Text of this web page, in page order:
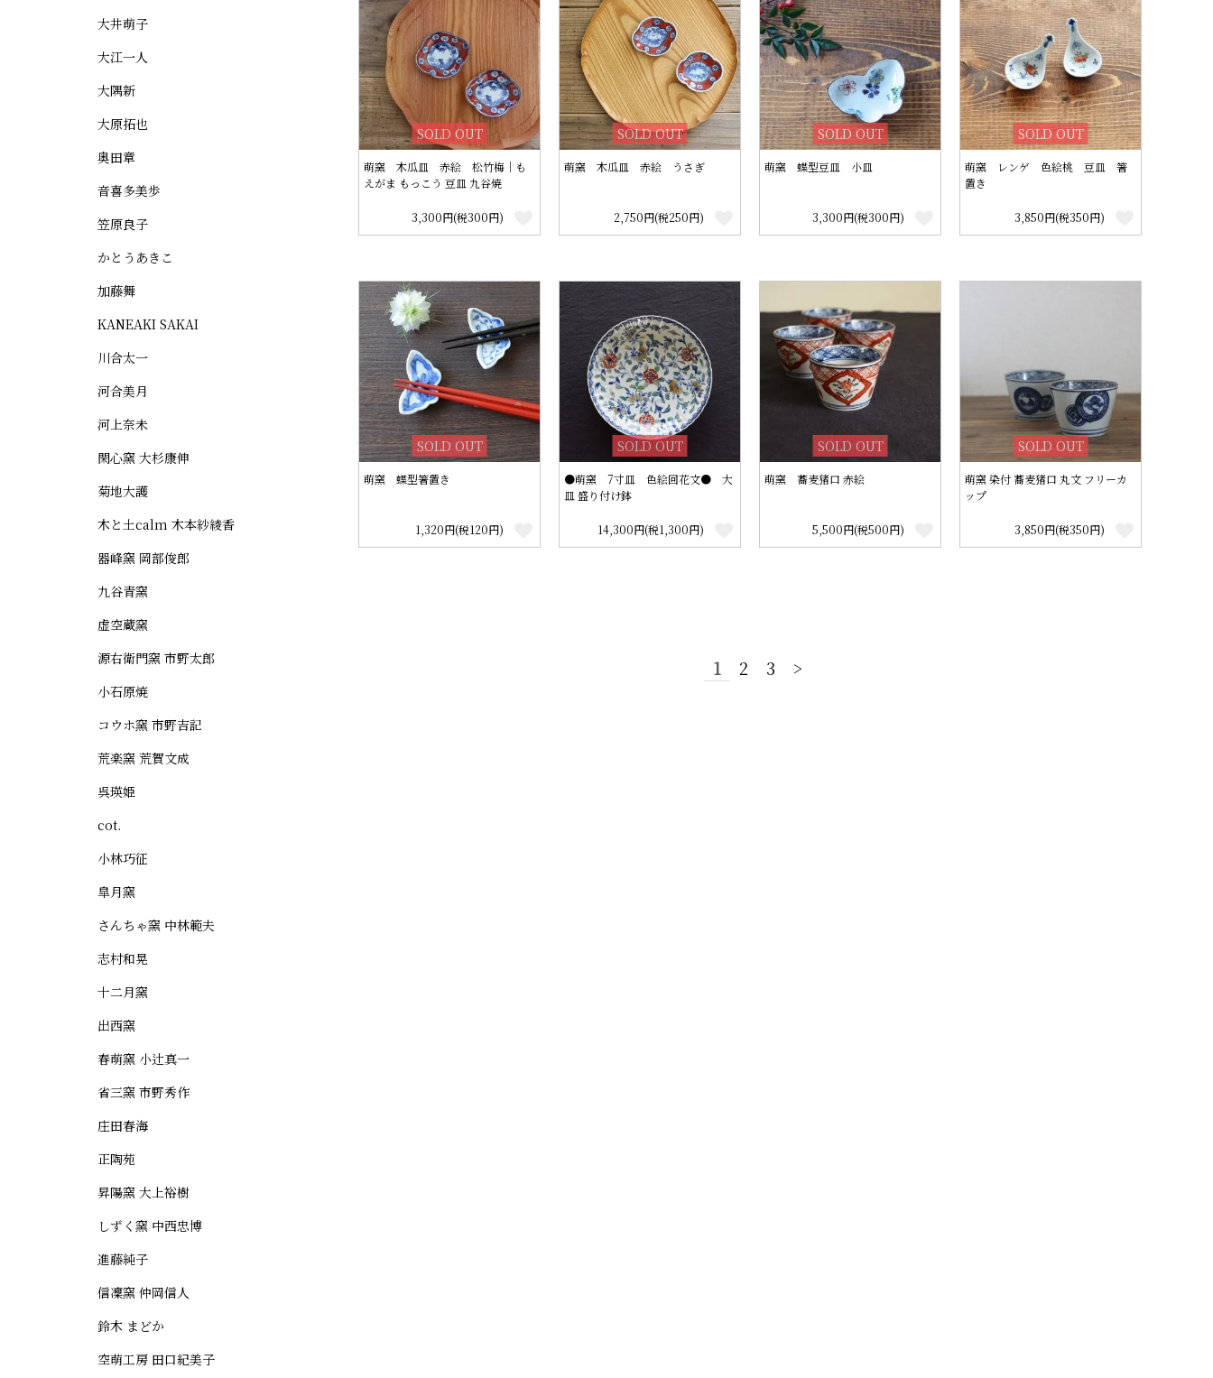
SOLD OUT
萌窯 木瓜皿 赤絵 松竹梅│も
えがま もっこう 豆皿 九谷焼
3,300円(税300円)
SOLD OUT
萌窯 木瓜皿 赤絵 うさぎ
2,750円(税250円)
SOLD OUT
萌窯 蝶型豆皿 小皿
3,300円(税300円)
SOLD OUT
萌窯 レンゲ 色絵桃 豆皿 箸
置き
3,850円(税350円)
SOLD OUT
萌窯 蝶型箸置き
1,320円(税120円)
SOLD OUT
●萌窯 7寸皿 色絵回花文● 大
皿 盛り付け鉢
14,300円(税1,300円)
SOLD OUT
萌窯 蕎麦猪口 赤絵
5,500円(税500円)
SOLD OUT
萌窯 染付 蕎麦猪口 丸文 フリーカ
ップ
3,850円(税350円)
1 2 3 >
大井萌子
大江一人
大隅新
大原拓也
奥田章
音喜多美歩
笠原良子
かとうあきこ
加藤舞
KANEAKI SAKAI
川合太一
河合美月
河上奈未
閑心窯 大杉康伸
菊地大護
木と土calm 木本紗綾香
器峰窯 岡部俊郎
九谷青窯
虚空蔵窯
源右衛門窯 市野太郎
小石原焼
コウホ窯 市野吉記
荒楽窯 荒賀文成
呉瑛姫
cot.
小林巧征
皐月窯
さんちゃ窯 中林範夫
志村和晃
十二月窯
出西窯
春萌窯 小辻真一
省三窯 市野秀作
庄田春海
正陶苑
昇陽窯 大上裕樹
しずく窯 中西忠博
進藤純子
信凜窯 仲岡信人
鈴木 まどか
空萌工房 田口紀美子